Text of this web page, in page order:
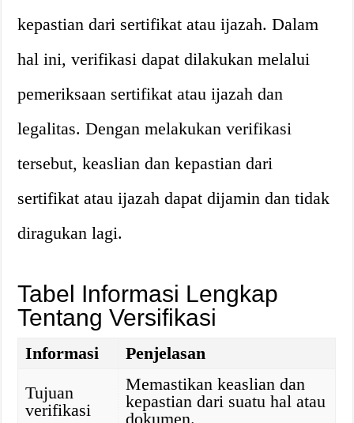
kepastian dari sertifikat atau ijazah. Dalam
hal ini, verifikasi dapat dilakukan melalui
pemeriksaan sertifikat atau ijazah dan
legalitas. Dengan melakukan verifikasi
tersebut, keaslian dan kepastian dari
sertifikat atau ijazah dapat dijamin dan tidak
diragukan lagi.
Tabel Informasi Lengkap
Tentang Versifikasi
Informasi
Penjelasan
Tujuan
verifikasi
Memastikan keaslian dan
kepastian dari suatu hal atau
dokumen.